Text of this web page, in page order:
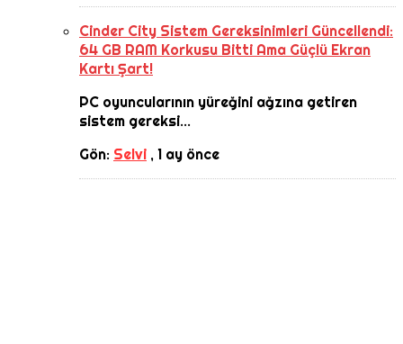
Cinder City Sistem Gereksinimleri Güncellendi:
64 GB RAM Korkusu Bitti Ama Güçlü Ekran
Kartı Şart!
PC oyuncularının yüreğini ağzına getiren
sistem gereksi...
Gön: Selvi ,1 ay önce